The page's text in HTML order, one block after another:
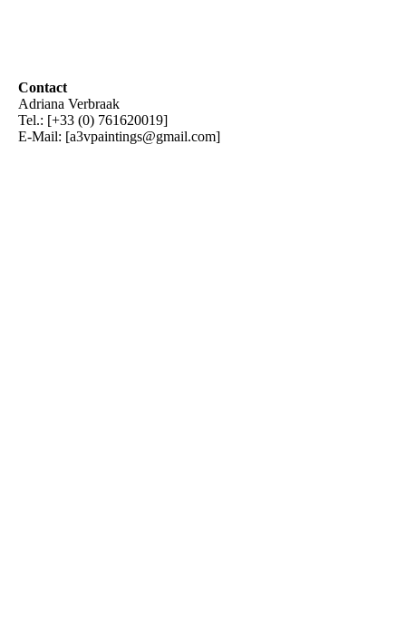
Contact
Adriana Verbraak
Tel.: [+33 (0) 761620019]
E-Mail: [a3vpaintings@gmail.com]